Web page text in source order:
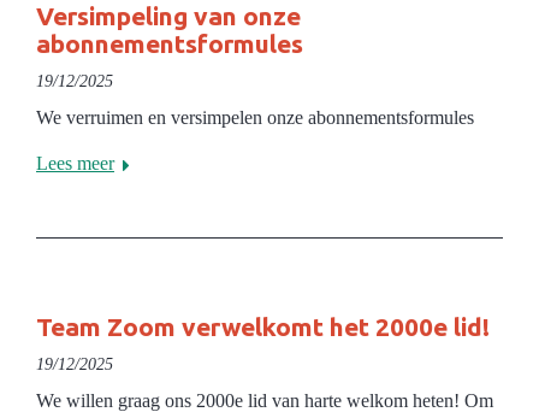
Versimpeling van onze
abonnementsformules
19/12/2025
We verruimen en versimpelen onze abonnementsformules
Lees meer
Team Zoom verwelkomt het 2000e lid!
19/12/2025
We willen graag ons 2000e lid van harte welkom heten! Om